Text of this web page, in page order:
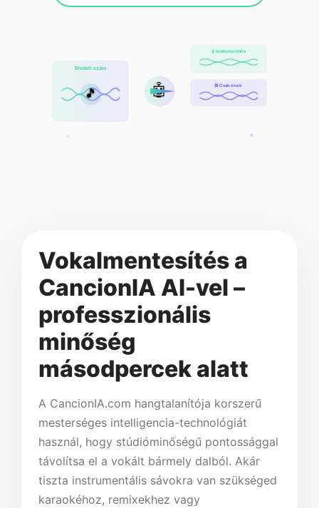
Eredeti szám
🎵 🤖
🎸 Instrumentális
🎤 Csak ének
Vokalmentesítés a
CancionIA AI-vel –
professzionális
minőség
másodpercek alatt
A CancionIA.com hangtalanítója korszerű
mesterséges intelligencia-technológiát
használ, hogy stúdióminőségű pontossággal
távolítsa el a vokált bármely dalból. Akár
tiszta instrumentális sávokra van szükséged
karaokéhoz, remixekhez vagy